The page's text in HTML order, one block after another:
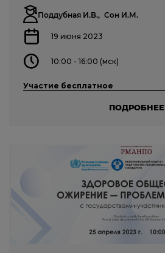
Поддубная И.В., Сон И.М.
19 июня 2023
10:00 - 16:00 (мск)
Участие бесплатное
ПОДРОБНЕЕ